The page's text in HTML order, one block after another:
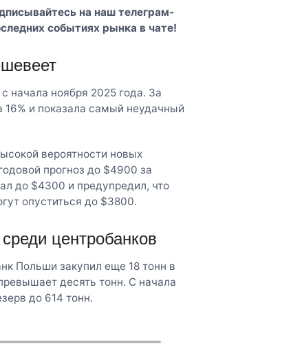
на наштелеграм-
событиях рынка в чате!
ноября 2025 года. За
16% и показала самый неудачный
вероятности новых
прогноз до $4900 за
до $4300 и предупредил, что
опуститься до $3800.
центробанков
Польши закупил еще 18 тонн в
десять тонн. С начала
до 614 тонн.